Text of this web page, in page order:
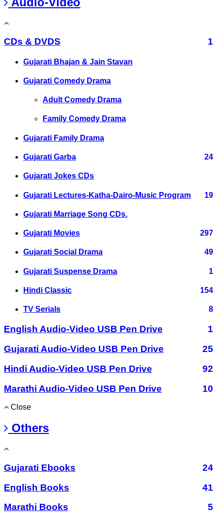
CDs & DVDS 1
Gujarati Bhajan & Jain Stavan
Gujarati Comedy Drama
Adult Comedy Drama
Family Comedy Drama
Gujarati Family Drama
Gujarati Garba 24
Gujarati Jokes CDs
Gujarati Lectures-Katha-Dairo-Music Program 19
Gujarati Marriage Song CDs.
Gujarati Movies 297
Gujarati Social Drama 49
Gujarati Suspense Drama 1
Hindi Classic 154
TV Serials 8
English Audio-Video USB Pen Drive
1
Gujarati Audio-Video USB Pen Drive
25
Hindi Audio-Video USB Pen Drive
92
Marathi Audio-Video USB Pen Drive
10
Close
Others
Gujarati Ebooks
24
English Books
41
Marathi Books
5